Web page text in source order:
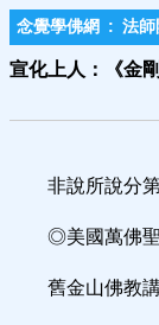
念覺學佛網 : 法師
宣化上人：《金
非說所說分
◎美國萬佛
舊金山佛教